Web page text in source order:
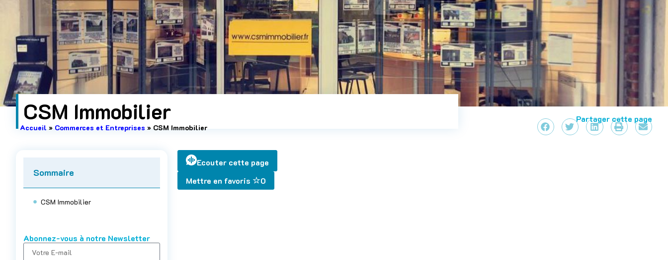
CSM Immobilier
Accueil » Commerces et Entreprises » CSM Immobilier
Partager cette page
Sommaire
CSM Immobilier
Abonnez-vous à notre Newsletter
Ecouter cette page
Mettre en favoris
0